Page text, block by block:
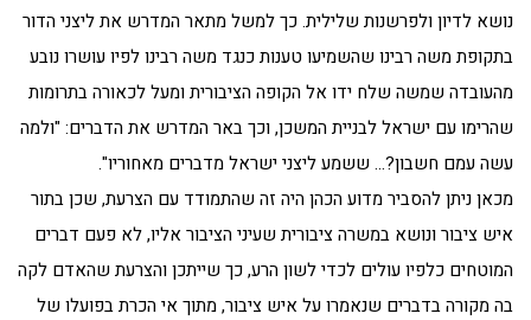
נושא לדיון ולפרשנות שלילית. כך למשל מתאר המדרש את ליצני הדור
בתקופת משה רבינו שהשמיעו טענות כנגד משה רבינו לפיו עושרו נובע
מהעובדה שמשה שלח ידו אל הקופה הציבורית ומעל לכאורה בתרומות
שהרימו עם ישראל לבניית המשכן, וכך באר המדרש את הדברים: "ולמה
עשה עמם חשבון?… ששמע ליצני ישראל מדברים מאחוריו".
מכאן ניתן להסביר מדוע הכהן היה זה שהתמודד עם הצרעת, שכן בתור
איש ציבור ונושא במשרה ציבורית שעיני הציבור אליו, לא פעם דברים
המוטחים כלפיו עולים לכדי לשון הרע, כך שייתכן והצרעת שהאדם לקה
בה מקורה בדברים שנאמרו על איש ציבור, מתוך אי הכרת בפועלו של